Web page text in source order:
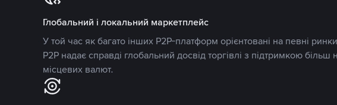
Глобальний і локальний маркетплейс
У той час як багато інших P2P-платформ орієнтовані на певні
P2P надає справді глобальний досвід торгівлі з підтримкою більш
місцевих валют.